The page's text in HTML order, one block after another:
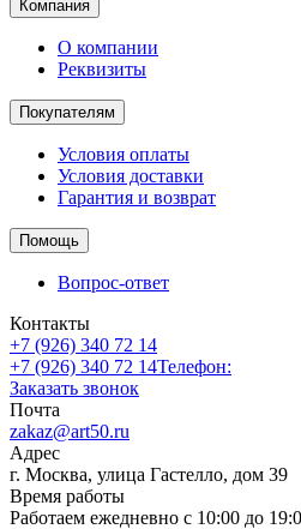
Компания
О компании
Реквизиты
Покупателям
Условия оплаты
Условия доставки
Гарантия и возврат
Помощь
Вопрос-ответ
Контакты
+7 (926) 340 72 14
+7 (926) 340 72 14Телефон:
Заказать звонок
Почта
zakaz@art50.ru
Адрес
г. Москва, улица Гастелло, дом 39
Время работы
Работаем ежедневно с 10:00 до